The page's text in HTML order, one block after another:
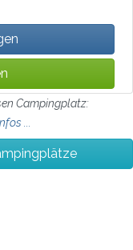
Campingplatz:
...